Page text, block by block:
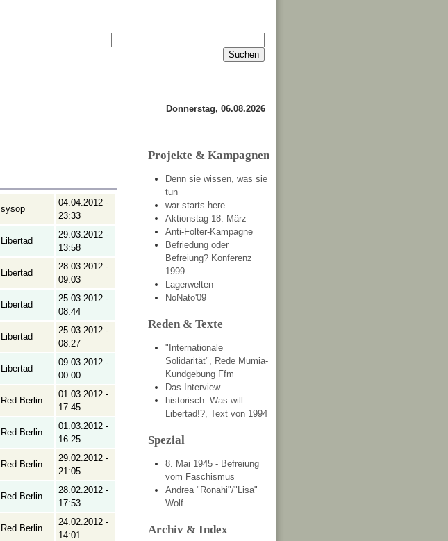
Donnerstag, 06.08.2026
sysop
04.04.2012 -
23:33
Libertad
29.03.2012 -
13:58
Libertad
28.03.2012 -
09:03
Libertad
25.03.2012 -
08:44
Libertad
25.03.2012 -
08:27
Libertad
09.03.2012 -
00:00
Red.Berlin
01.03.2012 -
17:45
Red.Berlin
01.03.2012 -
16:25
Red.Berlin
29.02.2012 -
21:05
Red.Berlin
28.02.2012 -
17:53
Red.Berlin
24.02.2012 -
14:01
Projekte & Kampagnen
Denn sie wissen, was sie
tun
war starts here
Aktionstag 18. März
Anti-Folter-Kampagne
Befriedung oder
Befreiung? Konferenz
1999
Lagerwelten
NoNato'09
Reden & Texte
"Internationale
Solidarität", Rede Mumia-
Kundgebung Ffm
Das Interview
historisch: Was will
Libertad!?, Text von 1994
Spezial
8. Mai 1945 - Befreiung
vom Faschismus
Andrea "Ronahi"/"Lisa"
Wolf
Archiv & Index